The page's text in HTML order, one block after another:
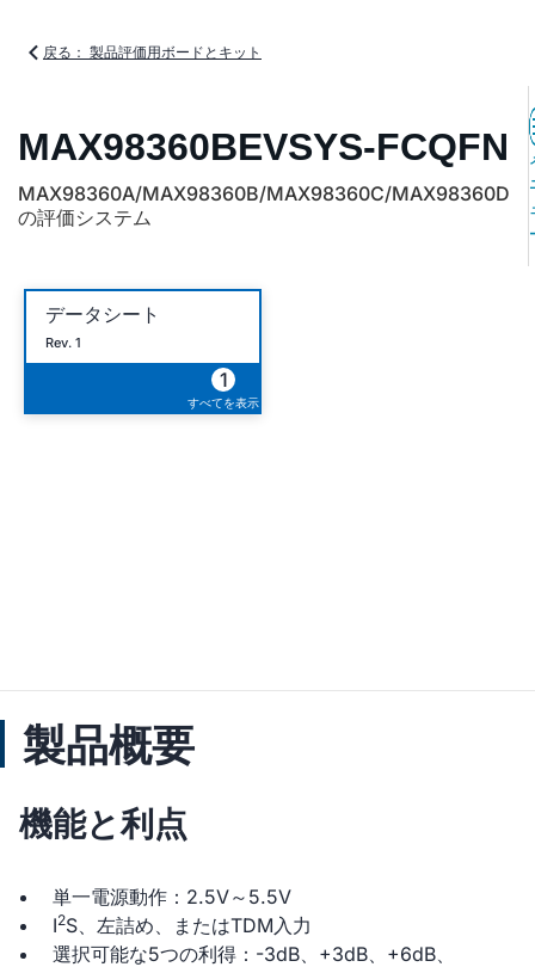
戻る： 製品評価用ボードとキット
MAX98360BEVSYS-FCQFN
MAX98360A/MAX98360B/MAX98360C/MAX98360D
の評価システム
データシート
Rev. 1
1
すべてを表示
製品概要
機能と利点
単一電源動作：2.5V～5.5V
I2S、左詰め、またはTDM入力
選択可能な5つの利得：-3dB、+3dB、+6dB、